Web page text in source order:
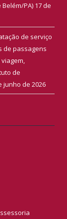
PA) 17 de
de serviço
de passagens
de
junho de 2026